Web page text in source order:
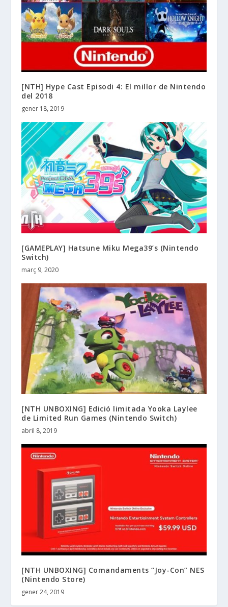
[NTH] Hype Cast Episodi 4: El millor de Nintendo
del 2018
gener 18, 2019
[GAMEPLAY] Hatsune Miku Mega39’s (Nintendo
Switch)
març 9, 2020
[NTH UNBOXING] Edició limitada Yooka Laylee
de Limited Run Games (Nintendo Switch)
abril 8, 2019
[NTH UNBOXING] Comandaments “Joy-Con” NES
(Nintendo Store)
gener 24, 2019